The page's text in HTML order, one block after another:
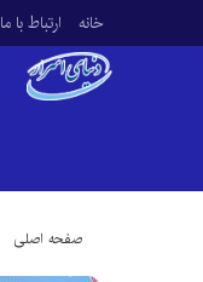
خانه ارتباط با ما
صفحه اصلی